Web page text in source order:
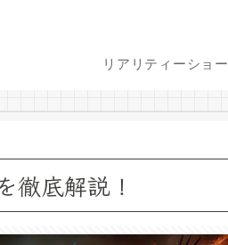
リアリティーショー
徹底解説！